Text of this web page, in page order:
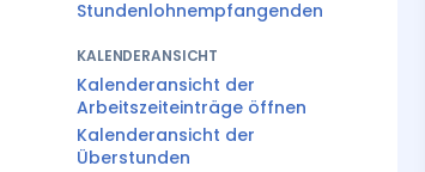
Stundenlohnempfangenden
KALENDERANSICHT
Kalenderansicht der
Arbeitszeiteinträge öffnen
Kalenderansicht der
Überstunden